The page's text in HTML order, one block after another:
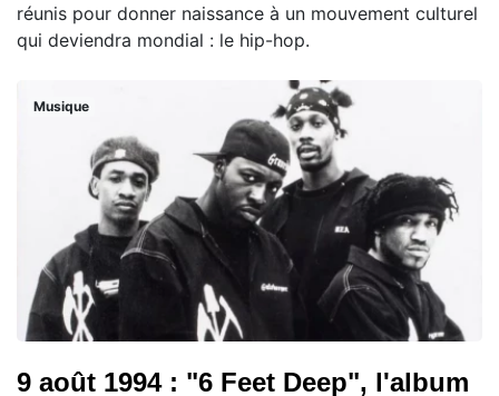
réunis pour donner naissance à un mouvement culturel
qui deviendra mondial : le hip-hop.
Musique
9 août 1994 : "6 Feet Deep", l'album